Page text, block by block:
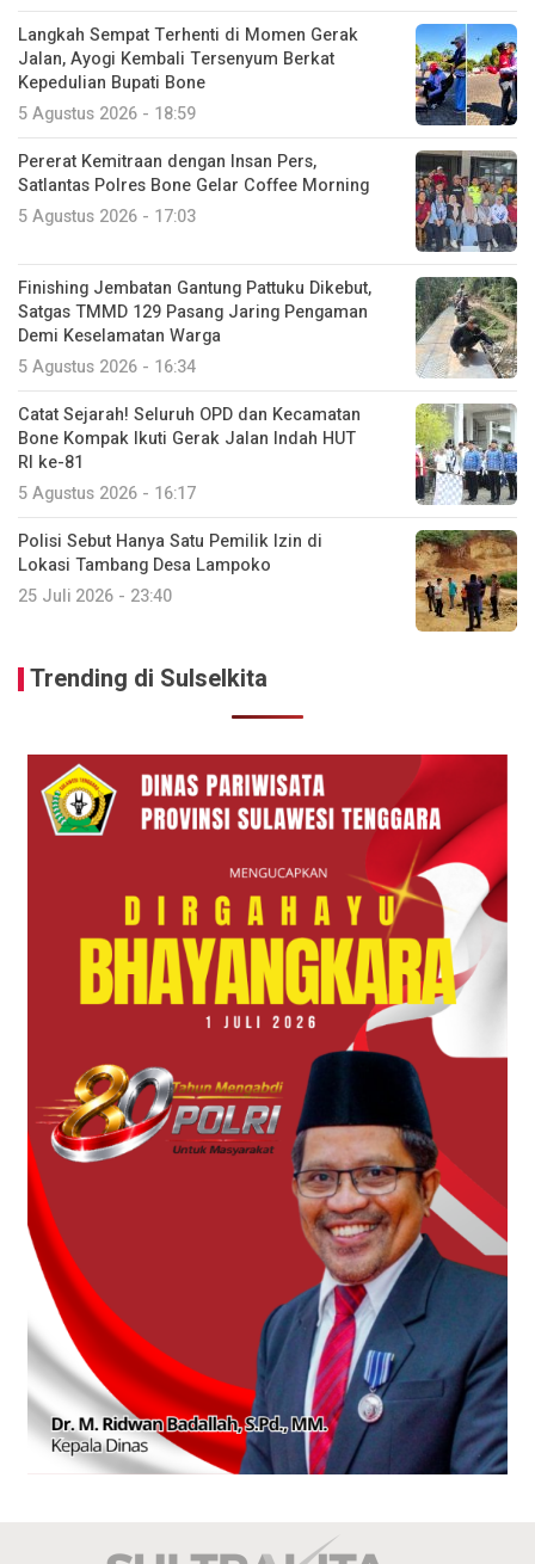
Langkah Sempat Terhenti di Momen Gerak
Jalan, Ayogi Kembali Tersenyum Berkat
Kepedulian Bupati Bone
5 Agustus 2026 - 18:59
Pererat Kemitraan dengan Insan Pers,
Satlantas Polres Bone Gelar Coffee Morning
5 Agustus 2026 - 17:03
Finishing Jembatan Gantung Pattuku Dikebut,
Satgas TMMD 129 Pasang Jaring Pengaman
Demi Keselamatan Warga
5 Agustus 2026 - 16:34
Catat Sejarah! Seluruh OPD dan Kecamatan
Bone Kompak Ikuti Gerak Jalan Indah HUT
RI ke-81
5 Agustus 2026 - 16:17
Polisi Sebut Hanya Satu Pemilik Izin di
Lokasi Tambang Desa Lampoko
25 Juli 2026 - 23:40
Trending di Sulselkita